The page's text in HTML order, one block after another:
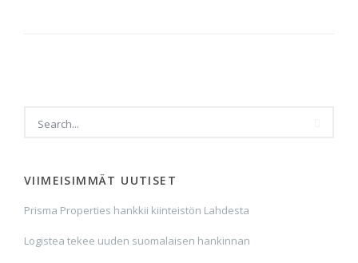
VIIMEISIMMÄT UUTISET
Prisma Properties hankkii kiinteistön Lahdesta
Logistea tekee uuden suomalaisen hankinnan